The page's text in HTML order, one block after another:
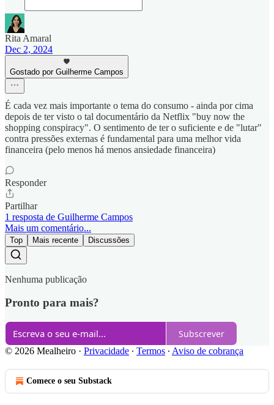
Rita Amaral
Dec 2, 2024
Gostado por Guilherme Campos
É cada vez mais importante o tema do consumo - ainda por cima
depois de ter visto o tal documentário da Netflix "buy now the
shopping conspiracy". O sentimento de ter o suficiente e de "lutar"
contra pressões externas é fundamental para uma melhor vida
financeira (pelo menos há menos ansiedade financeira)
Responder
Partilhar
1 resposta de Guilherme Campos
Mais um comentário...
Top Mais recente Discussões
Nenhuma publicação
Pronto para mais?
Subscrever
© 2026 Mealheiro · Privacidade ∙ Termos ∙ Aviso de cobrança
Comece o seu Substack